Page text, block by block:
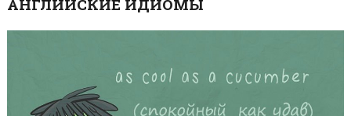
АНГЛИЙСКИЕ ИДИОМЫ